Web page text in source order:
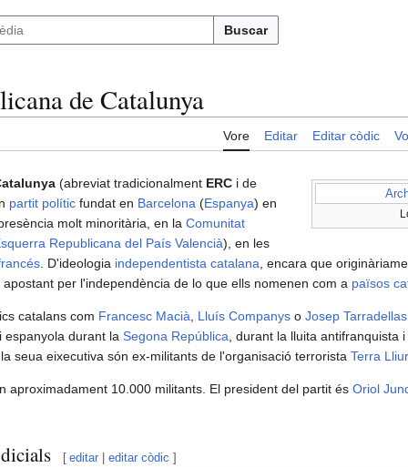
Buscar
de Catalunya
Vore Editar Editar còdic
(abreviat tradicionalment ERC i de
partit polític fundat en Barcelona (Espanya) en
molt minoritària, en la Comunitat
Republicana del País Valencià), en les
. D'ideologia independentista catalana , encara que
apostant per l'independència de lo que ells nomenen com a països
catalans com Francesc Macià Lluís Companys o Josep Tarradellas
durant la Segona República , durant la lluita
seua eixecutiva són ex-militants de l'organisació terrorista Terra
aproximadament 10.000 militants. El president del partit és Oriol
[ editar |editar còdic ]